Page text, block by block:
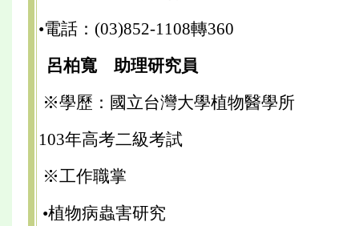
•電話：(03)852-1108轉360
呂柏寬 助理研究員
※學歷：國立台灣大學植物醫學所
103年高考二級考試
※工作職掌
•植物病蟲害研究